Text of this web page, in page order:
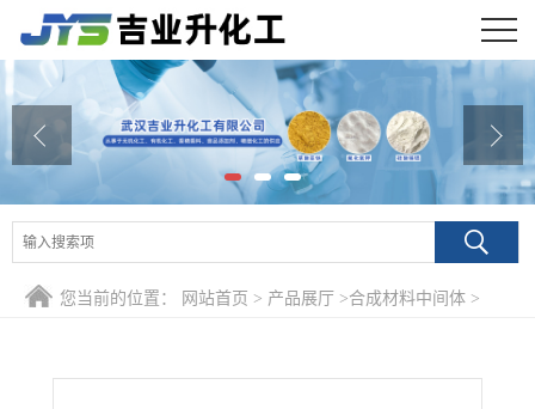
公司首页
公司介绍
产品展厅
证书荣誉
您当前的位置： 网站首页 > 产品展厅 >合成材料中间体 >